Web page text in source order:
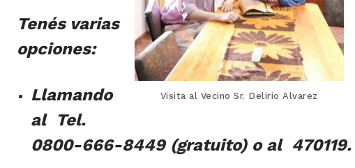
Visita al Vecino Sr. Delirio Alvarez
Tenés varias
opciones:
Llamando
al Tel.
0800-666-8449 (gratuito) o al 470119.